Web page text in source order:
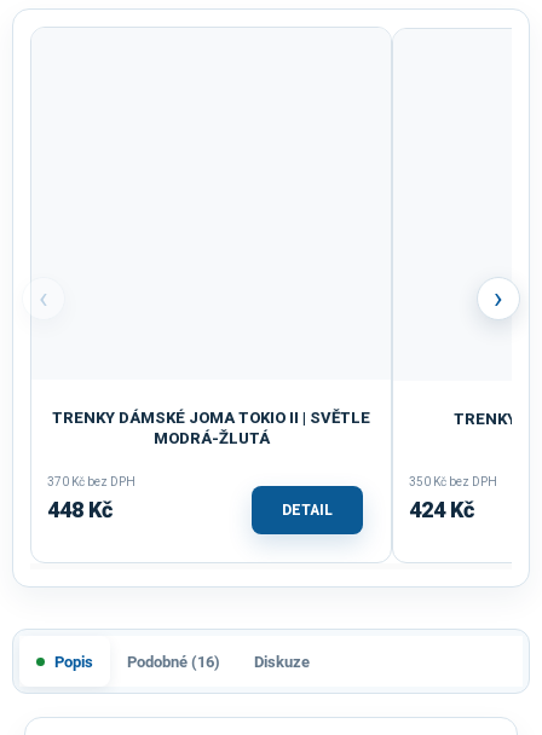
‹
TRENKY DÁMSKÉ JOMA TOKIO II | SVĚTLE
MODRÁ-ŽLUTÁ
370 Kč bez DPH
448 Kč DETAIL
TRENKY
350 Kč bez DPH
424 Kč
›
Popis Podobné (16) Diskuze